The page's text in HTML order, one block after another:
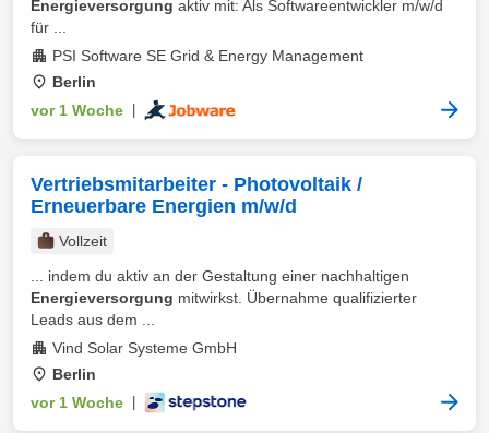
Energieversorgung aktiv mit: Als Softwareentwickler m/w/d
für ...
PSI Software SE Grid & Energy Management
Berlin
vor 1 Woche
Vertriebsmitarbeiter - Photovoltaik /
Erneuerbare Energien m/w/d
Vollzeit
... indem du aktiv an der Gestaltung einer nachhaltigen
Energieversorgung mitwirkst. Übernahme qualifizierter
Leads aus dem ...
Vind Solar Systeme GmbH
Berlin
vor 1 Woche